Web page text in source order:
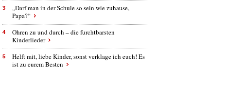
3
„Darf man in der Schule so sein wie zuhause,
Papa?“
4
Ohren zu und durch – die furchtbarsten
Kinderlieder
5
Helft mit, liebe Kinder, sonst verklage ich euch! Es
ist zu eurem Besten